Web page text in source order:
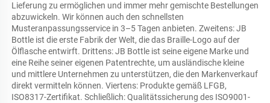
Lieferung zu ermöglichen und immer mehr gemischte Bestellungen
abzuwickeln. Wir können auch den schnellsten
Musteranpassungsservice in 3–5 Tagen anbieten. Zweitens: JB
Bottle ist die erste Fabrik der Welt, die das Braille-Logo auf der
Ölflasche entwirft. Drittens: JB Bottle ist seine eigene Marke und
eine Reihe seiner eigenen Patentrechte, um ausländische kleine
und mittlere Unternehmen zu unterstützen, die den Markenverkauf
direkt vermitteln können. Viertens: Produkte gemäß LFGB,
ISO8317-Zertifikat. Schließlich: Qualitätssicherung des ISO9001-